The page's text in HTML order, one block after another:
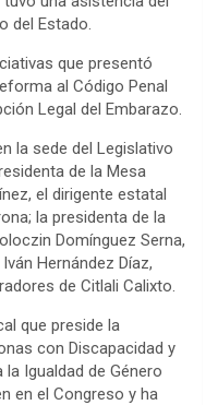
del Estado.
que presentó
al Código Penal
Legal del Embarazo.
la sede del Legislativo
de la Mesa
el dirigente estatal
la presidenta de la
Domínguez Serna,
Hernández Díaz,
de Citlali Calixto.
que preside la
con Discapacidad y
Igualdad de Género
en el Congreso y ha